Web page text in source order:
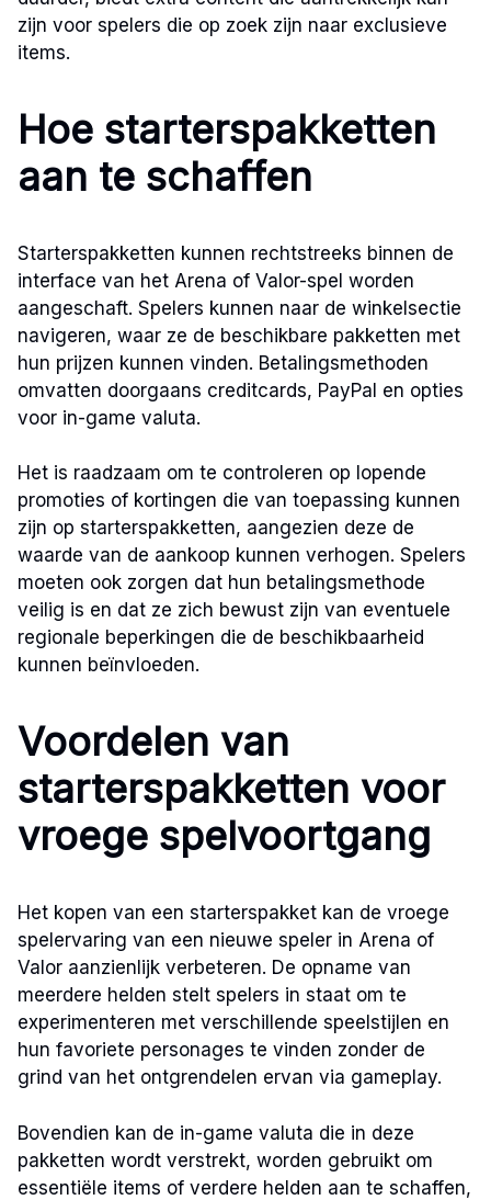
zijn voor spelers die op zoek zijn naar exclusieve
items.
Hoe starterspakketten
aan te schaffen
Starterspakketten kunnen rechtstreeks binnen de
interface van het Arena of Valor-spel worden
aangeschaft. Spelers kunnen naar de winkelsectie
navigeren, waar ze de beschikbare pakketten met
hun prijzen kunnen vinden. Betalingsmethoden
omvatten doorgaans creditcards, PayPal en opties
voor in-game valuta.
Het is raadzaam om te controleren op lopende
promoties of kortingen die van toepassing kunnen
zijn op starterspakketten, aangezien deze de
waarde van de aankoop kunnen verhogen. Spelers
moeten ook zorgen dat hun betalingsmethode
veilig is en dat ze zich bewust zijn van eventuele
regionale beperkingen die de beschikbaarheid
kunnen beïnvloeden.
Voordelen van
starterspakketten voor
vroege spelvoortgang
Het kopen van een starterspakket kan de vroege
spelervaring van een nieuwe speler in Arena of
Valor aanzienlijk verbeteren. De opname van
meerdere helden stelt spelers in staat om te
experimenteren met verschillende speelstijlen en
hun favoriete personages te vinden zonder de
grind van het ontgrendelen ervan via gameplay.
Bovendien kan de in-game valuta die in deze
pakketten wordt verstrekt, worden gebruikt om
essentiële items of verdere helden aan te schaffen,